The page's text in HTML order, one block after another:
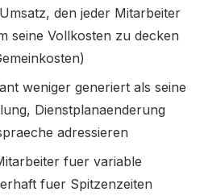
den jeder Mitarbeiter
seine Vollkosten zu decken
weniger generiert als seine
Dienstplanaenderung
adressieren
fuer variable
fuer Spitzenzeiten